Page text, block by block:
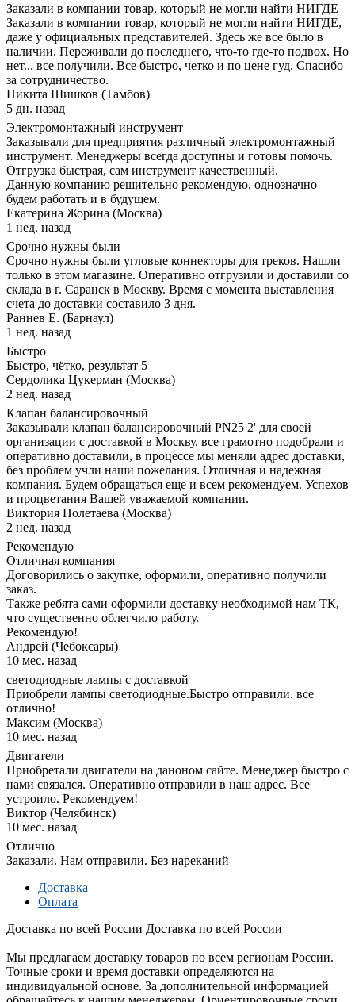
Заказали в компании товар, который не могли найти НИГДЕ
Заказали в компании товар, который не могли найти НИГДЕ,
даже у официальных представителей. Здесь же все было в
наличии. Переживали до последнего, что-то где-то подвох. Но
нет... все получили. Все быстро, четко и по цене гуд. Спасибо
за сотрудничество.
Никита Шишков (Тамбов)
5 дн. назад
Электромонтажный инструмент
Заказывали для предприятия различный электромонтажный
инструмент. Менеджеры всегда доступны и готовы помочь.
Отгрузка быстрая, сам инструмент качественный.
Данную компанию решительно рекомендую, однозначно
будем работать и в будущем.
Екатерина Жорина (Москва)
1 нед. назад
Срочно нужны были
Срочно нужны были угловые коннекторы для треков. Нашли
только в этом магазине. Оперативно отгрузили и доставили со
склада в г. Саранск в Москву. Время с момента выставления
счета до доставки составило 3 дня.
Раннев Е. (Барнаул)
1 нед. назад
Быстро
Быстро, чётко, результат 5
Сердолика Цукерман (Москва)
2 нед. назад
Клапан балансировочный
Заказывали клапан балансировочный PN25 2' для своей
организации с доставкой в Москву, все грамотно подобрали и
оперативно доставили, в процессе мы меняли адрес доставки,
без проблем учли наши пожелания. Отличная и надежная
компания. Будем обращаться еще и всем рекомендуем. Успехов
и процветания Вашей уважаемой компании.
Виктория Полетаева (Москва)
2 нед. назад
Рекомендую
Отличная компания
Договорились о закупке, оформили, оперативно получили
заказ.
Также ребята сами оформили доставку необходимой нам ТК,
что существенно облегчило работу.
Рекомендую!
Андрей (Чебоксары)
10 мес. назад
светодиодные лампы с доставкой
Приобрели лампы светодиодные.Быстро отправили. все
отлично!
Максим (Москва)
10 мес. назад
Двигатели
Приобретали двигатели на даноном сайте. Менеджер быстро с
нами связался. Оперативно отправили в наш адрес. Все
устроило. Рекомендуем!
Виктор (Челябинск)
10 мес. назад
Отлично
Заказали. Нам отправили. Без нареканий
Доставка
Оплата
Доставка по всей России Доставка по всей России
Мы предлагаем доставку товаров по всем регионам России.
Точные сроки и время доставки определяются на
индивидуальной основе. За дополнительной информацией